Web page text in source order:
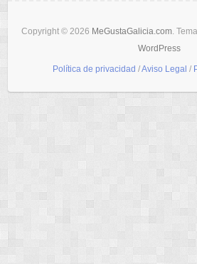
Copyright © 2026 MeGustaGalicia.com.
WordPress
Política de privacidad /Aviso Legal /